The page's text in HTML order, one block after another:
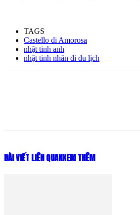
TAGS
Castello di Amorosa
nhật tinh anh
nhật tinh nhân đi du lịch
BÀI VIẾT LIÊN QUANXEM THÊM